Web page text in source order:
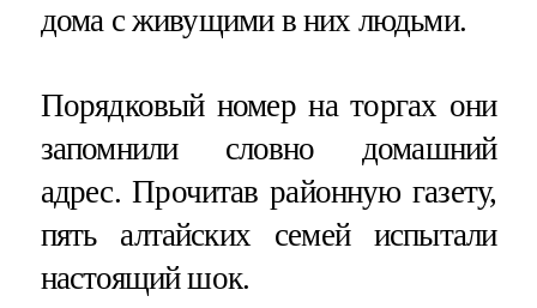
дома с живущими в них людьми.
Порядковый номер на торгах они
запомнили словно домашний
адрес. Прочитав районную газету,
пять алтайских семей испытали
настоящий шок.